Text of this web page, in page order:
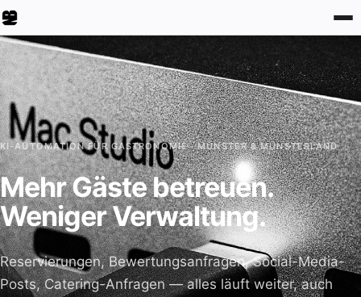
KI-AUTOMATION FÜR GASTRONOMIE · MÜNSTER & MÜNSTERLAND
Mehr Gäste betreuen.
Weniger Verwaltung.
Reservierungen, Bewertungsanfragen, Social-Media-
Posts, Catering-Anfragen — alles läuft weiter, auch